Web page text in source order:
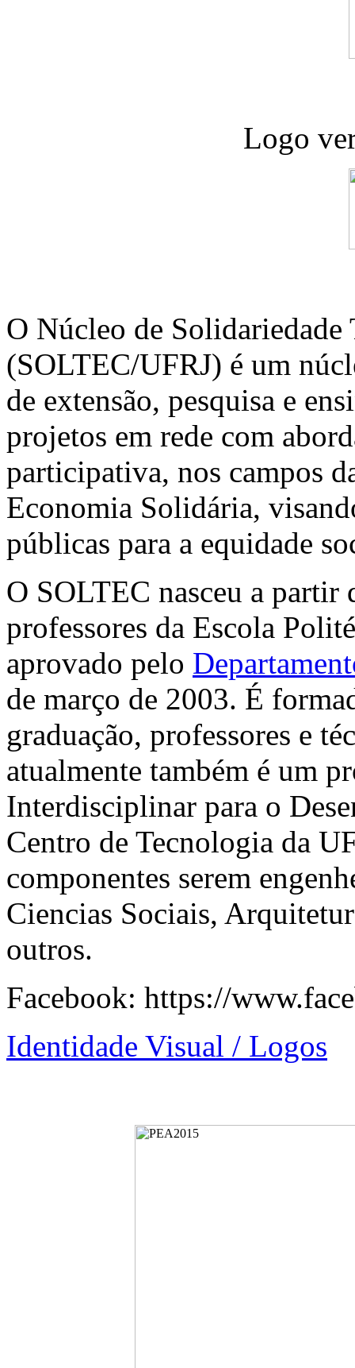
Logo
O Núcleo de Solidariedade
(SOLTEC/UFRJ) é um
de extensão, pesquisa e
projetos em rede com
participativa, nos campos
Economia Solidária,
públicas para a equidade
O SOLTEC nasceu a partir
professores da Escola
aprovado pelo
de março de 2003. É
graduação, professores e
atualmente também é um
Interdisciplinar para o
Centro de Tecnologia da
componentes serem
Ciencias Sociais,
outros.
Facebook: https://
Identidade Visual / Logos